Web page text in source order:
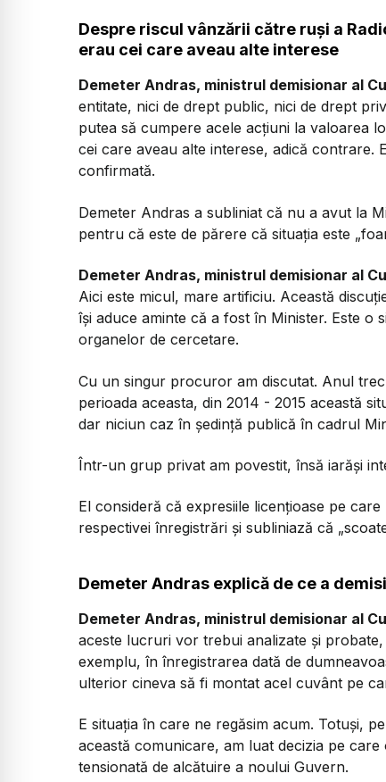
Despre riscul vânzării către ruși a
erau cei care aveau alte interese
Demeter Andras, ministrul demisionar al
entitate, nici de drept public, nici de drept
putea să cumpere acele acțiuni la valoarea
cei care aveau alte interese, adică contrare.
confirmată.
Demeter Andras a subliniat că nu a avut la
pentru că este de părere că situația este
Demeter Andras, ministrul demisionar al
Aici este micul, mare artificiu. Această
își aduce aminte că a fost în Minister. Este o
organelor de cercetare.
Cu un singur procuror am discutat. Anul
perioada aceasta, din 2014 - 2015 această
dar niciun caz în ședință publică în cadrul
Într-un grup privat am povestit, însă iarăși
El consideră că expresiile licențioase pe
respectivei înregistrări și subliniază că
Demeter Andras explică de ce a
Demeter Andras, ministrul demisionar al
aceste lucruri vor trebui analizate și
exemplu, în înregistrarea dată de
ulterior cineva să fi montat acel cuvânt pe
E situația în care ne regăsim acum. Totuși,
această comunicare, am luat decizia pe
tensionată de alcătuire a noului Guvern.